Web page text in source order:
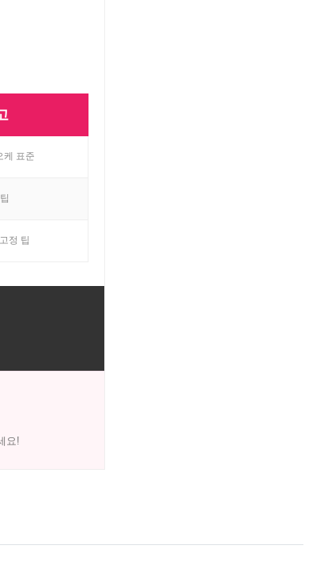
케 표준
정 팁
요!